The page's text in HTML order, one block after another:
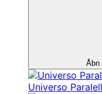
Åbn
Universo